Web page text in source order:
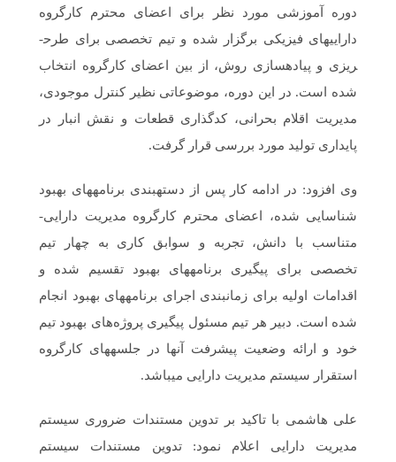
دوره آموزشی مورد نظر برای اعضای محترم کارگروه
دارایی­های فیزیکی برگزار شده و تیم تخصصی برای طرح­
ریزی و پیاده­سازی روش، از بین اعضای کارگروه انتخاب
شده است. در این دوره، موضوعاتی نظیر کنترل موجودی،
مدیریت اقلام بحرانی، کدگذاری قطعات و نقش انبار در
پایداری تولید مورد بررسی قرار گرفت.
وی افزود: در ادامه کار پس از دسته­بندی برنامه­های بهبود
شناسایی شده، اعضای محترم کارگروه مدیریت دارایی­
متناسب با دانش، تجربه و سوابق کاری به چهار تیم
تخصصی برای پیگیری برنامه­های بهبود تقسیم شده و
اقدامات اولیه برای زمانبندی اجرای برنامه­های بهبود انجام
شده است. دبیر هر تیم مسئول پیگیری پروژه‌های بهبود تیم
خود و ارائه وضعیت پیشرفت آن­ها در جلسه­های کارگروه
استقرار سیستم مدیریت دارایی می­باشد.
علی هاشمی با تاکید بر تدوین مستندات ضروری سیستم
مدیریت دارایی اعلام نمود: تدوین مستندات سیستم